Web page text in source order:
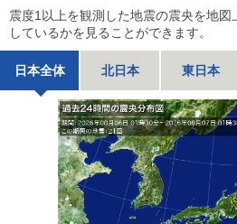
震度1以上を観測した地震の震央を地
しているかを見ることができます。
日本全体 北日本 東日本